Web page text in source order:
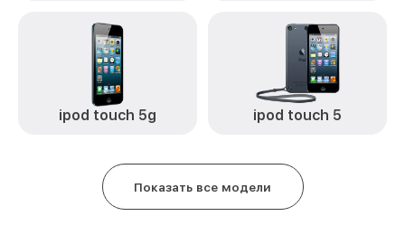
ipod touch 5g ipod touch 5
Показать все модели